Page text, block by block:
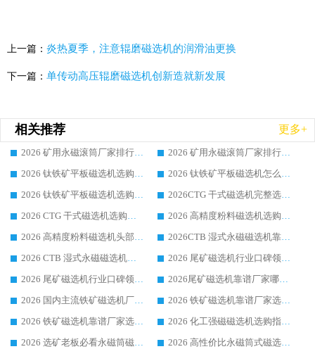
上一篇： 炎热夏季，注意辊磨磁选机的润滑油更换
下一篇： 单传动高压辊磨磁选机创新造就新发展
相关推荐 更多+
2026 矿用永磁滚筒厂家排行榜选购干货指南 行业口碑标杆华体会手机网页版-华体会(中国) 实力出众
2026 矿用永磁滚筒厂家排行榜选购指南，行业口碑领域强者华体会手机网页版-华体会(中国)
2026 钛铁矿平板磁选机选购全攻略 市场公认优质品牌厂家实力排行榜
2026 钛铁矿平板磁选机怎么选 靠谱生产企业实力排行榜选购参考攻略
2026 钛铁矿平板磁选机选购指南 行业口碑优选品牌生产企业实力排行榜
2026CTG 干式磁选机完整选购指南 行业口碑顶尖靠谱生产龙头厂家实力推荐
2026 CTG 干式磁选机选购指南|行业口碑靠谱生产厂家领域强者推荐
2026 高精度粉料磁选机选购全攻略 行业优质品牌华体会手机网页版-华体会(中国) 实力深度解析
2026 高精度粉料磁选机头部厂家选购指南 行业口碑靠谱品牌推荐 领域强者华体会手机网页版-华体会(中国) 解析
2026CTB 湿式永磁磁选机靠谱厂家实力排行榜 铁矿选矿设备采购全流程选购指南
2026 CTB 湿式永磁磁选机选购指南|行业口碑良好品牌推荐，领域强者华体会手机网页版-华体会(中国)
2026 尾矿磁选机行业口碑领域强者，源头直供国内主流厂家华体会手机网页版-华体会(中国) 一站式服务
2026 尾矿磁选机行业口碑领域强者，源头直供国内主流厂家华体会手机网页版-华体会(中国) 一站式服务
2026尾矿磁选机靠谱厂家哪家好 行业口碑领域强者华体会手机网页版-华体会(中国) 推荐
2026 国内主流铁矿磁选机厂家选购指南|行业口碑好品牌推荐，领域强者华体会手机网页版-华体会(中国)
2026 铁矿磁选机靠谱厂家选购全攻略 行业标杆华体会手机网页版-华体会(中国) 设备性价比出众
2026 铁矿磁选机靠谱厂家选购指南，领域强者华体会手机网页版-华体会(中国) 铁矿磁选机性价比高
2026 化工强磁磁选机选购指南 5 家行业口碑靠谱厂家领域强者推荐
2026 选矿老板必看永磁筒磁选机推荐 行业头部品牌口碑设备选购全攻略
2026 高性价比永磁筒式磁选机品牌盘点 行业强者口碑实测选购完整指南